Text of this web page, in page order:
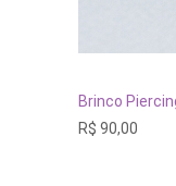
Brinco
R$ 90,00